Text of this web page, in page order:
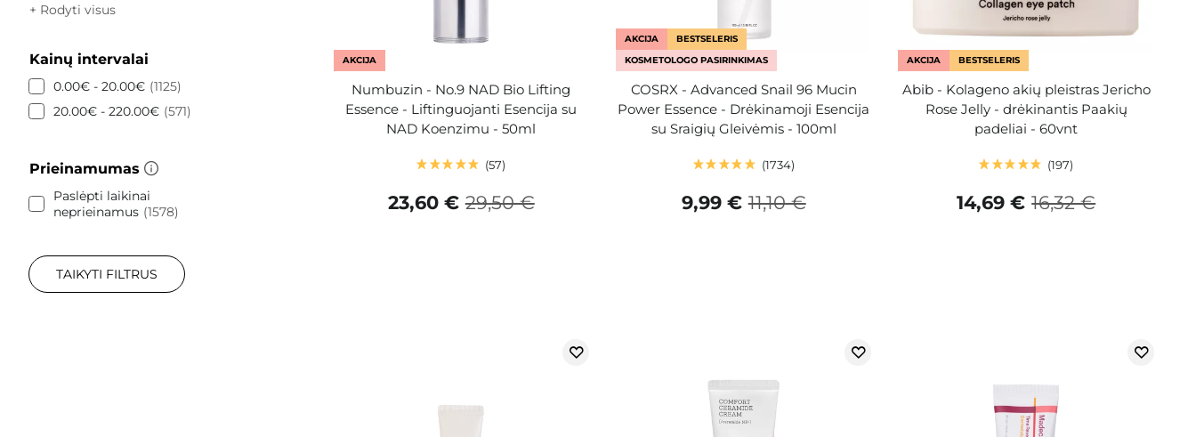
+ Rodyti visus
Kainų intervalai
0.00€ - 20.00€ 1125
20.00€ - 220.00€ 571
Prieinamumas
Paslėpti laikinai
neprieinamus 1578
TAIKYTI FILTRUS
AKCIJA
Numbuzin - No.9 NAD Bio Lifting
Essence - Liftinguojanti Esencija su
NAD Koenzimu - 50ml
57
29,50 €
23,60 €
AKCIJA
BESTSELERIS
KOSMETOLOGO PASIRINKIMAS
COSRX - Advanced Snail 96 Mucin
Power Essence - Drėkinamoji Esencija
su Sraigių Gleivėmis - 100ml
1734
11,10 €
9,99 €
AKCIJA BESTSELERIS
Abib - Kolageno akių pleistras Jericho
Rose Jelly - drėkinantis Paakių
padeliai - 60vnt
197
16,32 €
14,69 €